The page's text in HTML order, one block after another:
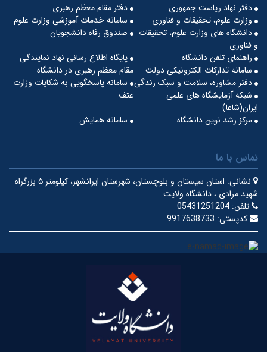
دفتر مقام معظم رهبری
دفتر نهاد ریاست جمهوری
سامانه خدمات آموزشی وزارت علوم
وزارت علوم، تحقیقات و فناوری
صندوق رفاه دانشجویان
دانشگاه های وزارت علوم، تحقیقات
و فناوری
پایگاه اطلاع رسانی نهاد نمایندگی
مقام معظم رهبری در دانشگاه
راهنمای تلفن دانشگاه
سامانه تدارکات الکترونیکی دولت
سامانه پاسخگویی به شکایات وزارت
عتف
دفتر مشاوره، سلامت و سبک زندگی
شبکه آزمایشگاه های علمی
ایران(شاعا)
سامانه همایش
مرکز رشد نوین دانشگاه
تماس با ما
نشانی:
استان سیستان و بلوچستان، شهرستان ایرانشهر، کیلومتر ۵ بزرگراه
شهید مرادی ، دانشگاه ولایت
تلفن: 05431251204
کدپستی: 9917638733